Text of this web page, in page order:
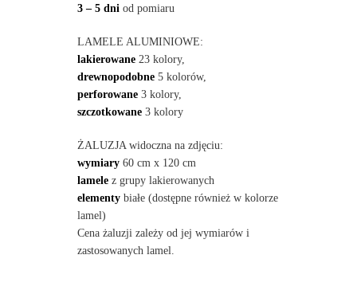
3 – 5 dni od pomiaru
LAMELE ALUMINIOWE:
lakierowane23 kolory,
drewnopodobne5 kolorów,
perforowane3 kolory,
szczotkowane3 kolory
ŻALUZJA widoczna na zdjęciu:
wymiary60 cm x 120 cm
lamelez grupy lakierowanych
elementybiałe (dostępne również w kolorze
lamel)
Cena żaluzji zależy od jej wymiarów i
zastosowanych lamel.